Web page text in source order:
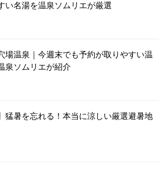
い名湯を温泉ソムリエが厳選
場温泉｜今週末でも予約が取りやすい温
泉ソムリエが紹介
猛暑を忘れる！本当に涼しい厳選避暑地